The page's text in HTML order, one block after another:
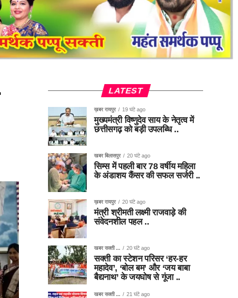
LATEST
ख़बर रायपुर 19 घंटे ago
मुख्यमंत्री विष्णुदेव साय के नेतृत्व में
छत्तीसगढ़ को बड़ी उपलब्धि ..
खबर बिलासपुर 20 घंटे ago
सिम्स में पहली बार 78 वर्षीय महिला
के अंडाशय कैंसर की सफल सर्जरी ..
ख़बर रायपुर 20 घंटे ago
मंत्री श्रीमती लक्ष्मी राजवाड़े की
संवेदनशील पहल ..
खबर सक्ती ... 20 घंटे ago
सक्ती का स्टेशन परिसर ‘हर-हर
महादेव’, ‘बोल बम’ और ‘जय बाबा
बैद्यनाथ’ के जयघोष से गूंजा ..
खबर सक्ती ... 21 घंटे ago